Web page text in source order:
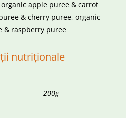
apple puree & carrot
& cherry puree, organic
& raspberry puree
nutriționale
200g